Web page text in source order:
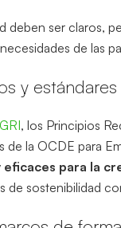
deben ser claros,
de las
y
GRI, los Principios
la OCDE para
para la
de sostenibilidad